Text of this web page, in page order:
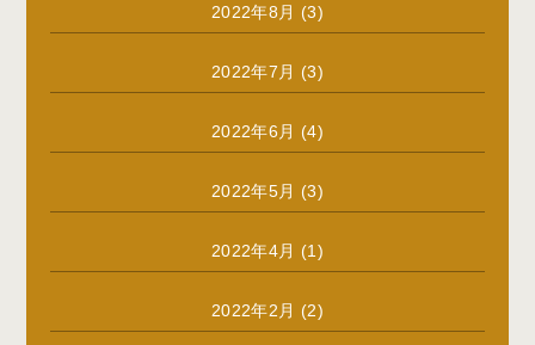
2022年8月 (3)
2022年7月 (3)
2022年6月 (4)
2022年5月 (3)
2022年4月 (1)
2022年2月 (2)